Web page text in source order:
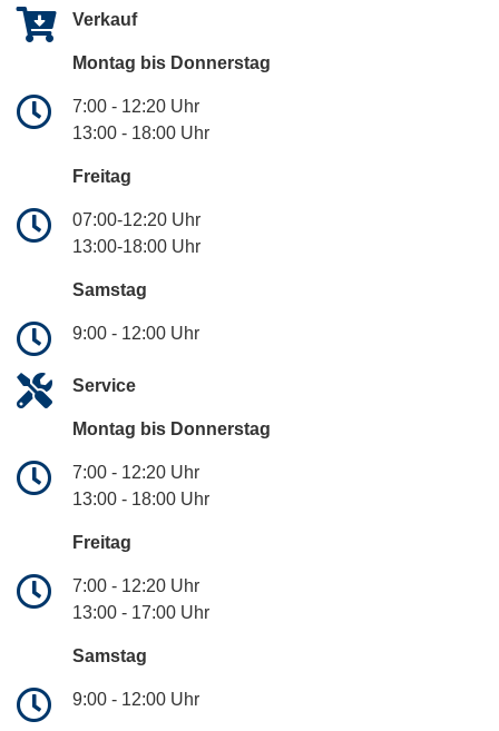
Verkauf
Montag bis Donnerstag
7:00 - 12:20 Uhr
13:00 - 18:00 Uhr
Freitag
07:00-12:20 Uhr
13:00-18:00 Uhr
Samstag
9:00 - 12:00 Uhr
Service
Montag bis Donnerstag
7:00 - 12:20 Uhr
13:00 - 18:00 Uhr
Freitag
7:00 - 12:20 Uhr
13:00 - 17:00 Uhr
Samstag
9:00 - 12:00 Uhr